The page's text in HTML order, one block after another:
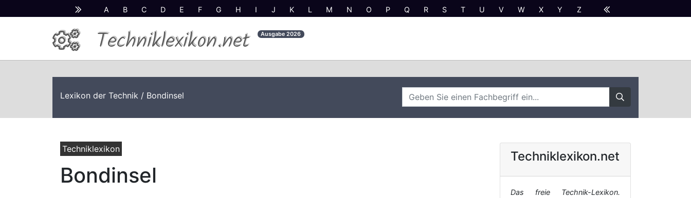
A B C D E F G H I J K L M N O P Q R S T U V W X Y Z
Techniklexikon.net Ausgabe2026
Lexikon der Technik / Bondinsel
Techniklexikon
Bondinsel
Techniklexikon.net
Das freie Technik-Lexikon.